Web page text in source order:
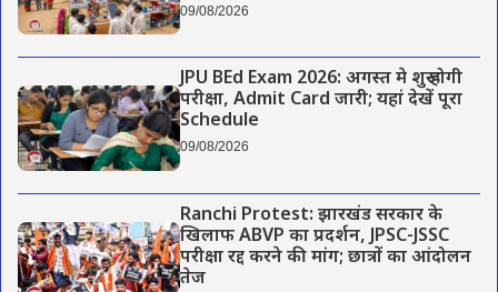
09/08/2026
JPU BEd Exam 2026: अगस्त मे शुरू होगी
परीक्षा, Admit Card जारी; यहां देखें पूरा
Schedule
09/08/2026
Ranchi Protest: झारखंड सरकार के
खिलाफ ABVP का प्रदर्शन, JPSC-JSSC
परीक्षा रद्द करने की मांग; छात्रों का आंदोलन
तेज